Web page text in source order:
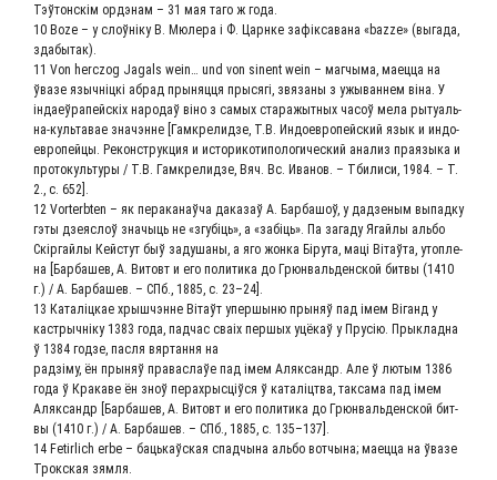
Тэўтон­скім орд­энам – 31 мая таго ж года.
10 Boze – у слоўніку В. Мюле­ра і Ф. Царн­ке зафік­са­ва­на «bazze» (выга­да,
здабытак).
11 Von herczog Jagals wein… und von sinent wein – маг­чы­ма, маец­ца на
ўва­зе языч­ніц­кі абрад пры­няц­ця пры­ся­гі, звя­за­ны з ужы­ван­нем віна. У
інда­еўра­пей­скіх наро­даў віно з самых ста­ра­жыт­ных часоў мела рыту­аль­
на-куль­та­вае зна­ч­энне [Гам­кре­лид­зе, Т.В. Индо­ев­ро­пей­ский язык и индо­
ев­ро­пей­цы. Рекон­струк­ция и исто­ри­ко­ти­по­ло­ги­че­ский ана­лиз пра­язы­ка и
про­то­куль­ту­ры / Т.В. Гам­кре­лид­зе, Вяч. Вс. Ива­нов. – Тби­ли­си, 1984. – Т.
2., с. 652].
12 Vorterbten – як пера­ка­наў­ча дака­заў А. Бар­ба­шоў, у дад­зе­ным выпад­ку
гэты дзе­яс­лоў зна­чы­ць не «згубі­ць», а «забі­ць». Па зага­ду Ягай­лы аль­бо
Скір­гай­лы Кей­с­тут быў заду­ша­ны, а яго жон­ка Біру­та, маці Вітаўта, утоп­ле­
на [Бар­ба­шев, А. Вито­вт и его поли­ти­ка до Грюн­валь­ден­ской бит­вы (1410
г.) / А. Бар­ба­шев. – СПб., 1885, с. 23–24].
13 Каталіц­кае хрыш­ч­энне Вітаўт упер­шы­ню пры­няў пад імем Віганд у
каст­рыч­ніку 1383 года, пад­час сваіх пер­шых уцё­каў у Прусію. Прыклад­на
ў 1384 год­зе, пас­ля вяр­тан­ня на
рад­зі­му, ён пры­няў пра­васлаўе пад імем Аляк­сандр. Але ў лютым 1386
года ў Кра­ка­ве ён зноў перах­ры­с­ціў­ся ў каталіцтва, так­са­ма пад імем
Аляк­сандр [Бар­ба­шев, А. Вито­вт и его поли­ти­ка до Грюн­валь­ден­ской бит­
вы (1410 г.) / А. Бар­ба­шев. – СПб., 1885, с. 135–137].
14 Fetirlich erbe – баць­каўская спад­чы­на аль­бо вот­чы­на; маец­ца на ўва­зе
Трок­ская зямля.